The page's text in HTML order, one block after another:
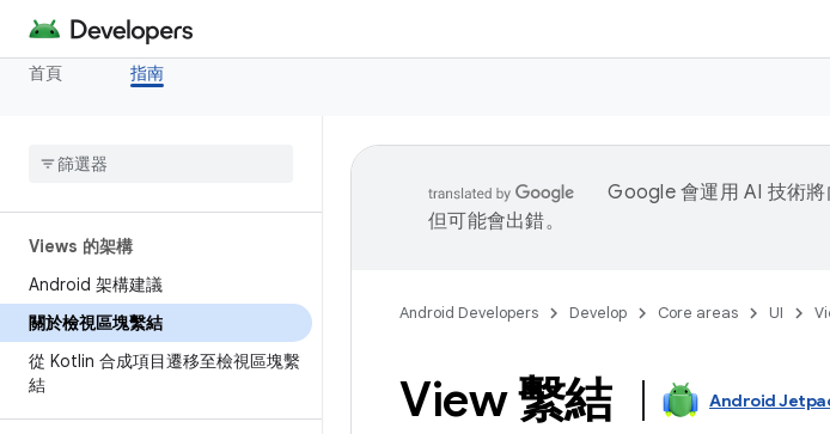
首頁 指南
Views 的架構
Android 架構建議
關於檢視區塊繫結
從 Kotlin 合成項目遷移至檢視區塊繫
結
Google 會運用 AI 技術將
但可能會出錯。
Android Developers Develop Core areas UI
View 繫結 Android